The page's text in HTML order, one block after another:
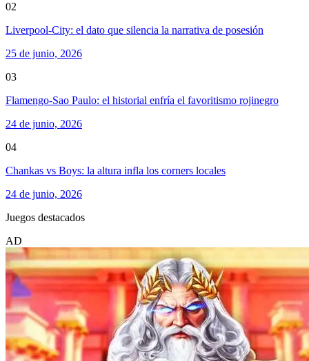
02
Liverpool-City: el dato que silencia la narrativa de posesión
25 de junio, 2026
03
Flamengo-Sao Paulo: el historial enfría el favoritismo rojinegro
24 de junio, 2026
04
Chankas vs Boys: la altura infla los corners locales
24 de junio, 2026
Juegos destacados
AD